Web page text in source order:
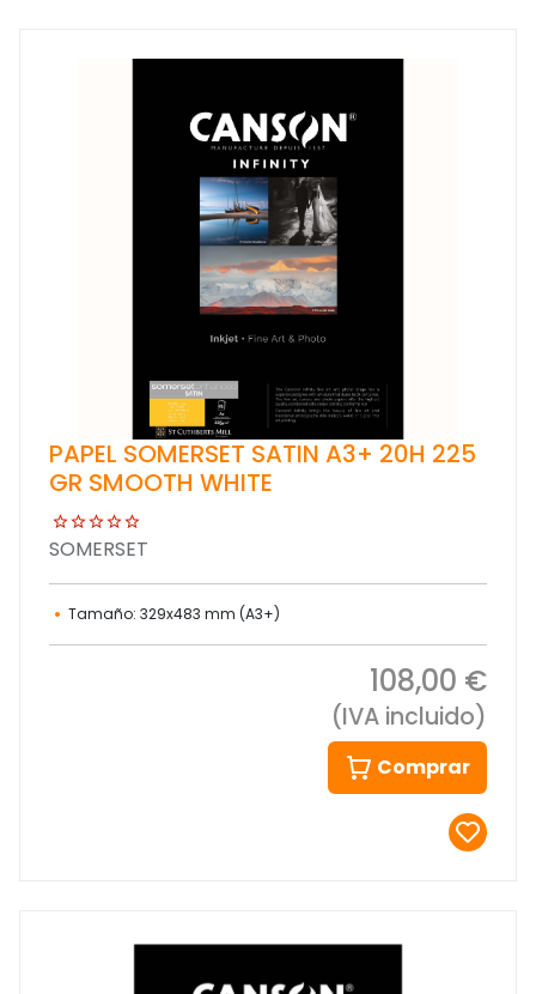
PAPEL SOMERSET SATIN A3+ 20H 225
GR SMOOTH WHITE
SOMERSET
Tamaño: 329x483 mm (A3+)
108,00 €
(IVA incluido)
Comprar